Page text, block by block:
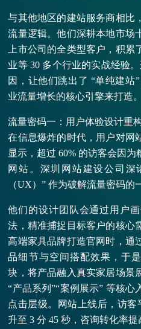
与其他地区的建站服务商相比
流量逻辑。他们深耕本地市场
上市公司的全类型客户，积
业等 30 多个行业的实战经验
因，让他们跳出了 “单纯建站
业流量增长的核心引擎来打造。
流量密码一：用户体验设计重
在信息爆炸的时代，用户对网
显示，超过 60% 的访客会因
网站。深圳网站建设公司深
（UX）” 作为破解流量密码的
他们的设计团队会通过用户
法，精准捕捉目标客户的核心
高端家具品牌打造官网时，通
品细节与空间搭配效果，于
块，将产品融入真实家居场景
“产品系列”“案例展示” 等核
点击层级。网站上线后，访客
升至 3 分 45 秒，咨询转化率提